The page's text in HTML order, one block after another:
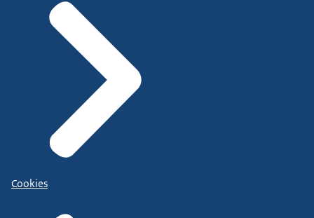
Cookies